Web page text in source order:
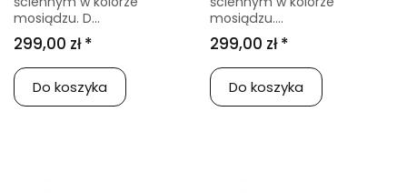
mosiądzu. D...
299,00 zł *
Do koszyka
mosiądzu....
299,00 zł *
Do koszyka